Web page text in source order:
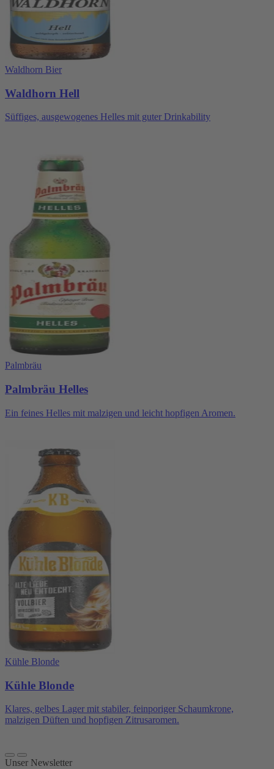
Waldhorn Bier
Waldhorn Hell
Süffiges, ausgewogenes Helles mit guter Drinkability
Palmbräu
Palmbräu Helles
Ein feines Helles mit malzigen und leicht hopfigen Aromen.
Kühle Blonde
Kühle Blonde
Klares, gelbes Lager mit stabiler, feinporiger Schaumkrone,
malzigen Düften und hopfigen Zitrusaromen.
Unser Newsletter